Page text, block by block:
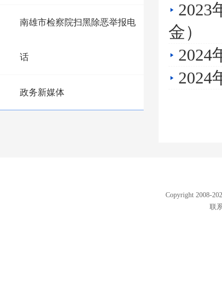
南雄市检察院扫黑除恶举报电
话
政务新媒体
2023
金）
2024
2024
Copyright 2008-
联